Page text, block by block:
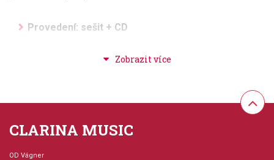
Provedení: sešit + CD
Série: Jazz&Blues Playlong
Velikost (rozměr): 23 x 30 cm
CLARINA MUSIC
OD Vágner